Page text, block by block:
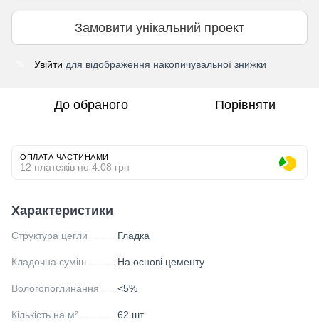
Замовити унікальний проект
Увійти для відображення накопичувальної знижки
До обраного Порівняти
ОПЛАТА ЧАСТИНАМИ
12 платежів по 4.08 грн
Характеристики
Структура цегли Гладка
Кладочна суміш На основі цементу
Вологопоглинання <5%
Кількість на м² 62 шт